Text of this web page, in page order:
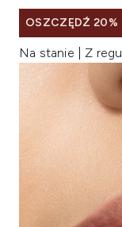
OSZCZĘDŹ 20%
Na stanie | Z